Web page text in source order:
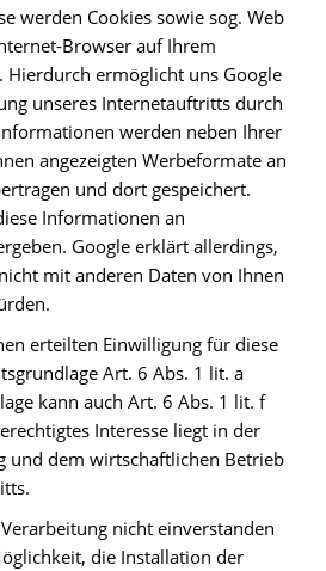
werden Cookies sowie sog. Web
Browser auf Ihrem
Hierdurch ermöglicht uns Google
unseres Internetauftritts durch
werden neben Ihrer
angezeigten Werbeformate an
und dort gespeichert.
Informationen an
Google erklärt allerdings,
mit anderen Daten von Ihnen
erteilten Einwilligung für diese
Art. 6 Abs. 1 lit. a
kann auch Art. 6 Abs. 1 lit. f
Interesse liegt in der
und dem wirtschaftlichen Betrieb
nicht einverstanden
die Installation der